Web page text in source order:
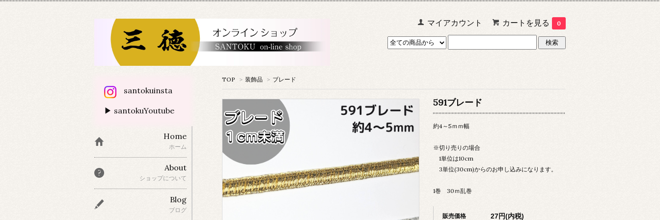
マイアカウント カートを見る 0
TOP > 装飾品 > ブレード
591ブレード
約4～5ｍｍ幅
※切り売りの場合
1単位は10cm
3単位(30cm)からのお申し込みになります。
1巻 30ｍ乱巻
販売価格 27円(内税)
santokuinsta
▶ santokuYoutube
Home
ホーム
About
ショップについて
Blog
ブログ